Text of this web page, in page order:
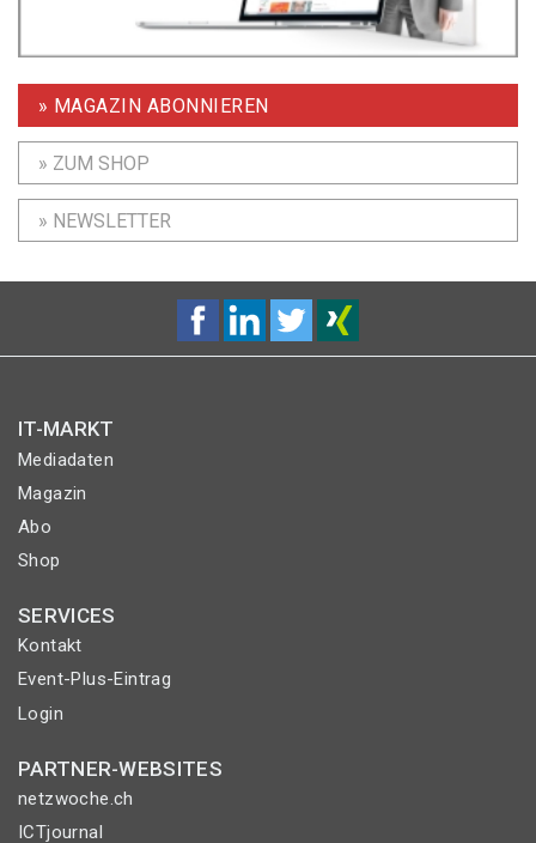
» MAGAZIN ABONNIEREN
» ZUM SHOP
» NEWSLETTER
IT-MARKT
Mediadaten
Magazin
Abo
Shop
SERVICES
Kontakt
Event-Plus-Eintrag
Login
PARTNER-WEBSITES
netzwoche.ch
ICTjournal